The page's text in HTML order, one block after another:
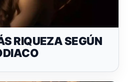
RIQUEZA SEGÚN